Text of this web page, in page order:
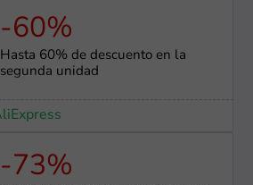
-60%
Hasta 60% de descuento en la
segunda unidad
-73%